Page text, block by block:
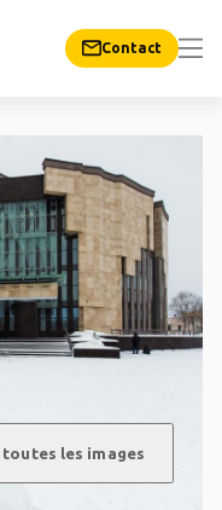
Contact
toutes les images